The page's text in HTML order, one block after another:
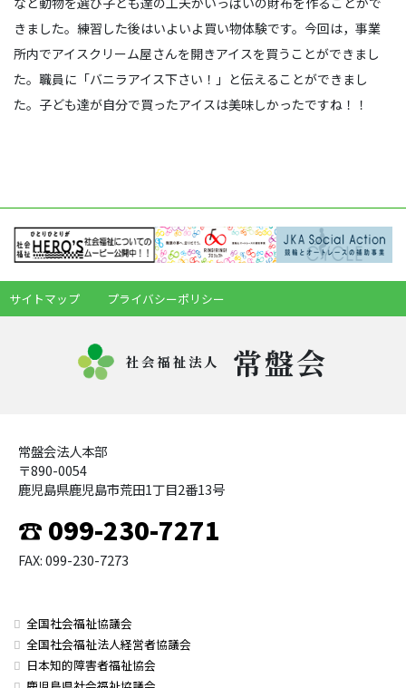
きました。練習した後はいよいよ買い物体験です。今回は，事業
所内でアイスクリーム屋さんを開きアイスを買うことができまし
た。職員に「バニラアイス下さい！」と伝えることができまし
た。子ども達が自分で買ったアイスは美味しかったですね！！
サイトマップ プライバシーポリシー
社会福祉法人 常盤会
常盤会法人本部
〒890-0054
鹿児島県鹿児島市荒田1丁目2番13号
☎ 099-230-7271
FAX: 099-230-7273
全国社会福祉協議会
全国社会福祉法人経営者協議会
日本知的障害者福祉協会